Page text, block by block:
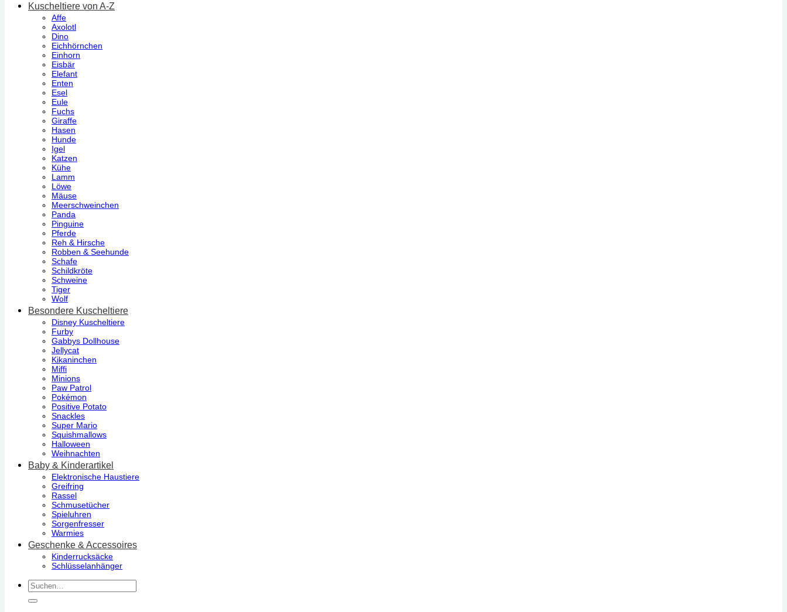
Kuscheltiere von A-Z
Affe
Axolotl
Dino
Eichhörnchen
Einhorn
Eisbär
Elefant
Enten
Esel
Eule
Fuchs
Giraffe
Hasen
Hunde
Igel
Katzen
Kühe
Lamm
Löwe
Mäuse
Meerschweinchen
Panda
Pinguine
Pferde
Reh & Hirsche
Robben & Seehunde
Schafe
Schildkröte
Schweine
Tiger
Wolf
Besondere Kuscheltiere
Disney Kuscheltiere
Furby
Gabbys Dollhouse
Jellycat
Kikaninchen
Miffi
Minions
Paw Patrol
Pokémon
Positive Potato
Snackles
Super Mario
Squishmallows
Halloween
Weihnachten
Baby & Kinderartikel
Elektronische Haustiere
Greifring
Rassel
Schmusetücher
Spieluhren
Sorgenfresser
Warmies
Geschenke & Accessoires
Kinderrucksäcke
Schlüsselanhänger
Suchen